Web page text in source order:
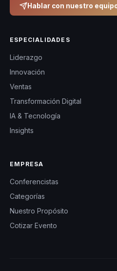
Hablar con nuestro
ESPECIALIDADES
Liderazgo
Innovación
Ventas
Transformación Digital
IA & Tecnología
Insights
EMPRESA
Conferencistas
Categorías
Nuestro Propósito
Cotizar Evento